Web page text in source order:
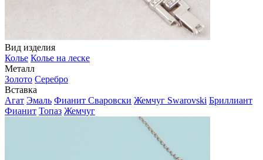
Вид изделия
Колье Колье на леске
Металл
Золото Серебро
Вставка
Агат Эмаль Фианит Сваровски Жемчуг Swarovski Бриллиант
Фианит Топаз Жемчуг